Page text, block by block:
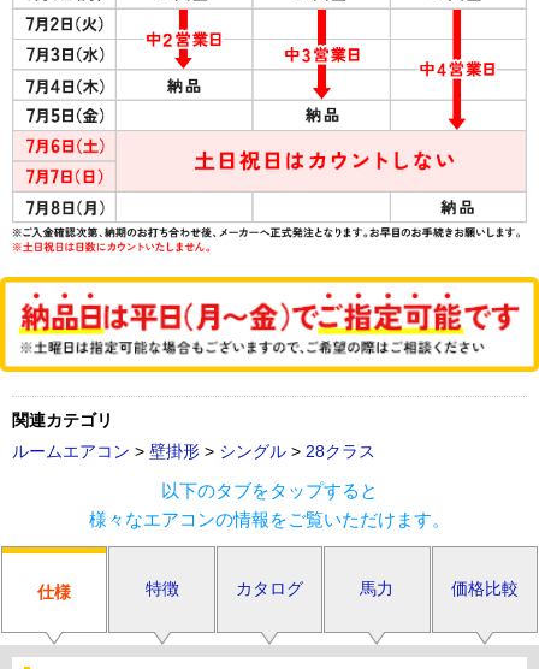
関連カテゴリ
ルームエアコン > 壁掛形 > シングル > 28クラス
以下のタブをタップすると
様々なエアコンの情報をご覧いただけます。
仕様 特徴 カタログ 馬力 価格比較